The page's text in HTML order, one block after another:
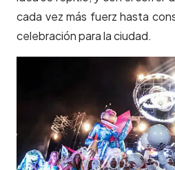
cada vez más fuerz hasta
celebración para la ciudad.